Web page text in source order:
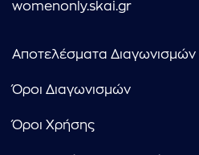
womenonly.skai.gr
Αποτελέσματα Διαγωνισμών
Όροι Διαγωνισμών
Όροι Χρήσης